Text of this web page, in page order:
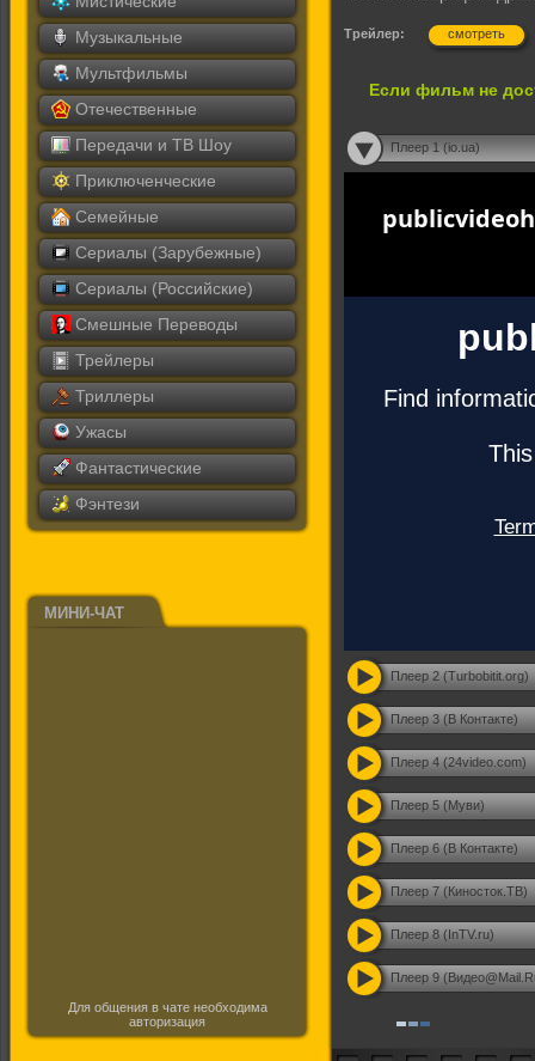
Музыкальные
Мультфильмы
Отечественные
Передачи и ТВ Шоу
Приключенческие
Семейные
Сериалы (Зарубежные)
Сериалы (Российские)
Смешные Переводы
Трейлеры
Триллеры
Ужасы
Фантастические
Фэнтези
МИНИ-ЧАТ
Для общения в чате необходима
авторизация
Трейлер: смотреть
Если фильм не
Плеер 1 (io.ua)
Плеер 2 (Turbobitit.org)
Плеер 3 (В Контакте)
Плеер 4 (24video.com)
Плеер 5 (Муви)
Плеер 6 (В Контакте)
Плеер 7 (Киносток.ТВ)
Плеер 8 (InTV.ru)
Плеер 9